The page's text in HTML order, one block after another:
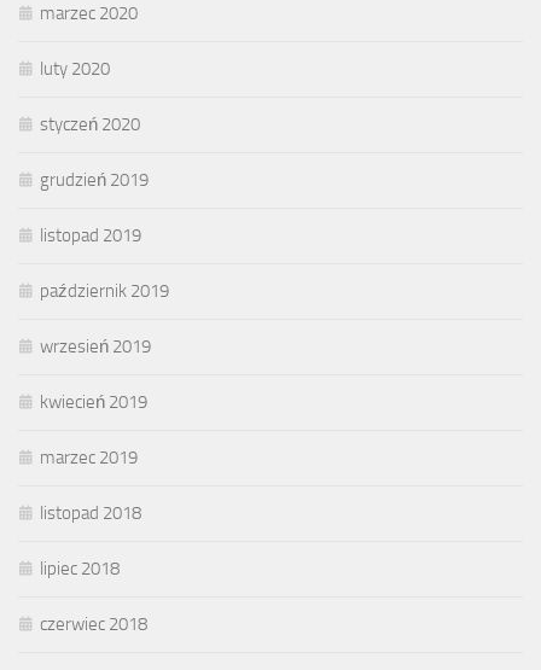
marzec 2020
luty 2020
styczeń 2020
grudzień 2019
listopad 2019
październik 2019
wrzesień 2019
kwiecień 2019
marzec 2019
listopad 2018
lipiec 2018
czerwiec 2018